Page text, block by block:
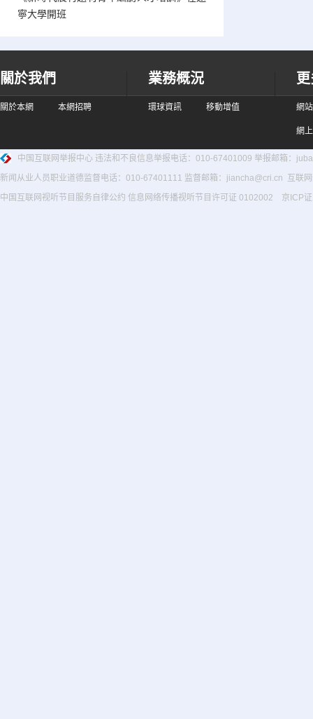
寧大學開班
關於我們
關於本網 本網招聘
業務概況
環球資訊 移動增值 網
網
中国互联网举报中心 违法和不良信息举报电话：010-67401009 举报邮箱：
新闻从业人员职业道德监督电话：010-67401111 监督邮箱：jiancha@cri.cn 互联
中国互联网视听节目服务自律公约 信息网络传播视听节目许可证 0102002 京ICP